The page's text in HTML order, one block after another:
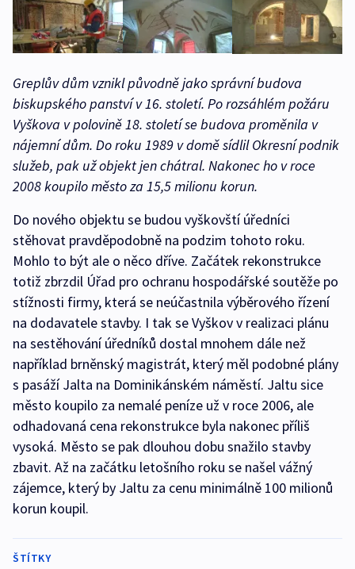
Greplův dům vznikl původně jako správní budova
biskupského panství v 16. století. Po rozsáhlém požáru
Vyškova v polovině 18. století se budova proměnila v
nájemní dům. Do roku 1989 v domě sídlil Okresní podnik
služeb, pak už objekt jen chátral. Nakonec ho v roce
2008 koupilo město za 15,5 milionu korun.
Do nového objektu se budou vyškovští úředníci
stěhovat pravděpodobně na podzim tohoto roku.
Mohlo to být ale o něco dříve. Začátek rekonstrukce
totiž zbrzdil Úřad pro ochranu hospodářské soutěže po
stížnosti firmy, která se neúčastnila výběrového řízení
na dodavatele stavby. I tak se Vyškov v realizaci plánu
na sestěhování úředníků dostal mnohem dále než
například brněnský magistrát, který měl podobné plány
s pasáží Jalta na Dominikánském náměstí. Jaltu sice
město koupilo za nemalé peníze už v roce 2006, ale
odhadovaná cena rekonstrukce byla nakonec příliš
vysoká. Město se pak dlouhou dobu snažilo stavby
zbavit. Až na začátku letošního roku se našel vážný
zájemce, který by Jaltu za cenu minimálně 100 milionů
korun koupil.
ŠTÍTKY